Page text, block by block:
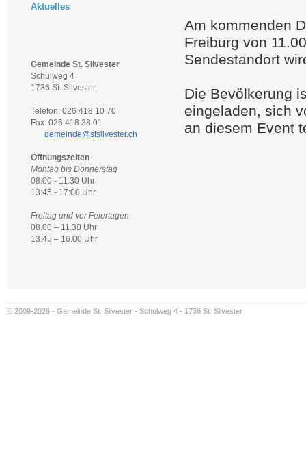
Aktuelles
Gemeinde St. Silvester
Schulweg 4
1736 St. Silvester
Telefon: 026 418 10 70
Fax: 026 418 38 01
gemeinde@stsilvester.ch
Öffnungszeiten
Montag bis Donnerstag
08:00 - 11:30 Uhr
13:45 - 17:00 Uhr
Freitag und vor Feiertagen
08.00 – 11.30 Uhr
13.45 – 16.00 Uhr
Am kommenden
Freiburg von
Sendestandort
Die Bevölkerung
eingeladen, sich
an diesem Event
© 2009-2026 - Gemeinde St. Silvester - Schulweg 4 - 1736 St. Silvester